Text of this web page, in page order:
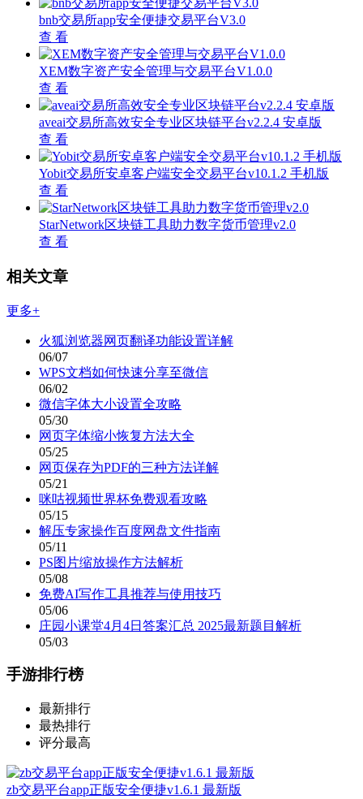
bnb交易所app安全便捷交易平台V3.0
查 看
XEM数字资产安全管理与交易平台V1.0.0
查 看
aveai交易所高效安全专业区块链平台v2.2.4 安卓版
查 看
Yobit交易所安卓客户端安全交易平台v10.1.2 手机版
查 看
StarNetwork区块链工具助力数字货币管理v2.0
查 看
相关文章
更多+
火狐浏览器网页翻译功能设置详解
06/07
WPS文档如何快速分享至微信
06/02
微信字体大小设置全攻略
05/30
网页字体缩小恢复方法大全
05/25
网页保存为PDF的三种方法详解
05/21
咪咕视频世界杯免费观看攻略
05/15
解压专家操作百度网盘文件指南
05/11
PS图片缩放操作方法解析
05/08
免费AI写作工具推荐与使用技巧
05/06
庄园小课堂4月4日答案汇总 2025最新题目解析
05/03
手游排行榜
最新排行
最热排行
评分最高
zb交易平台app正版安全便捷v1.6.1 最新版